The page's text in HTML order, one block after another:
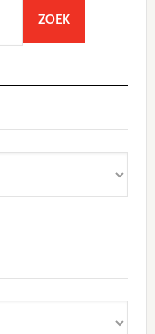
ZOEKSEARCH